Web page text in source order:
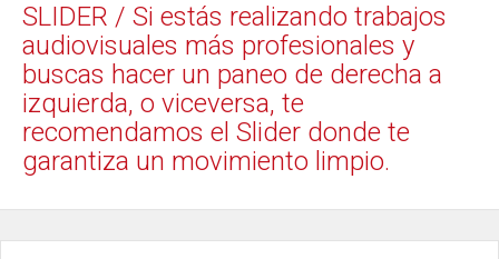
SLIDER / Si estás realizando trabajos
audiovisuales más profesionales y
buscas hacer un paneo de derecha a
izquierda, o viceversa, te
recomendamos el Slider donde te
garantiza un movimiento limpio.